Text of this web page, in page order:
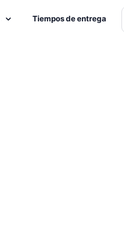
Tiempos de entrega